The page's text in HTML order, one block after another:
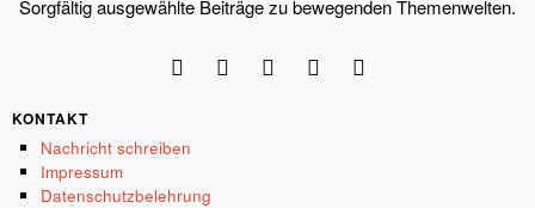
Sorgfältig ausgewählte Beiträge zu bewegenden Themenwelten.
KONTAKT
Nachricht schreiben
Impressum
Datenschutzbelehrung